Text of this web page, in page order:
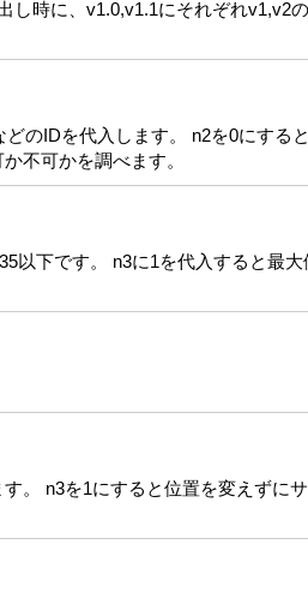
時に、v1.0,v1.1にそれぞれv1,v2
のIDを代入します。 n2を0にする
不可かを調べます。
下です。 n3に1を代入すると最大
。 n3を1にすると位置を変えずに